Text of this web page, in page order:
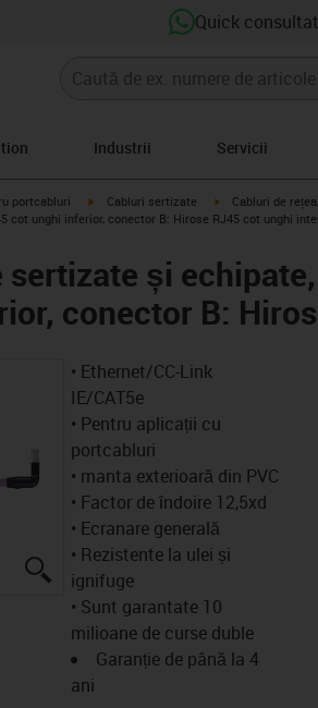
Quick
Industrii Servicii
right
portcabluri igus-icon-arrow-right
Cabluri sertizate igus-icon-arrow-
Cabluri de
cot unghi inferior, conector B: Hirose RJ45 cot unghi
sertizate și
conector B:
igus-icon-lupe
• Ethernet/CC-Link
IE/CAT5e
• Pentru aplicații cu
portcabluri
• manta exterioară din PVC
• Factor de îndoire 12,5xd
• Ecranare generală
• Rezistente la ulei și
ignifuge
• Sunt garantate 10
milioane de curse duble
Garanție de până la 4
ani